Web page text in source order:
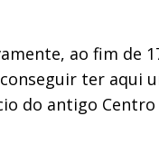
ao fim de
ter aqui
do antigo